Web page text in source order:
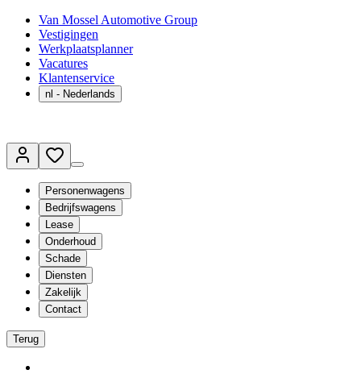
Van Mossel Automotive Group
Vestigingen
Werkplaatsplanner
Vacatures
Klantenservice
nl - Nederlands
Personenwagens
Bedrijfswagens
Lease
Onderhoud
Schade
Diensten
Zakelijk
Contact
Terug